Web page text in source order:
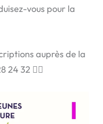
vous pour la
auprès de la
24 32 👇🏼